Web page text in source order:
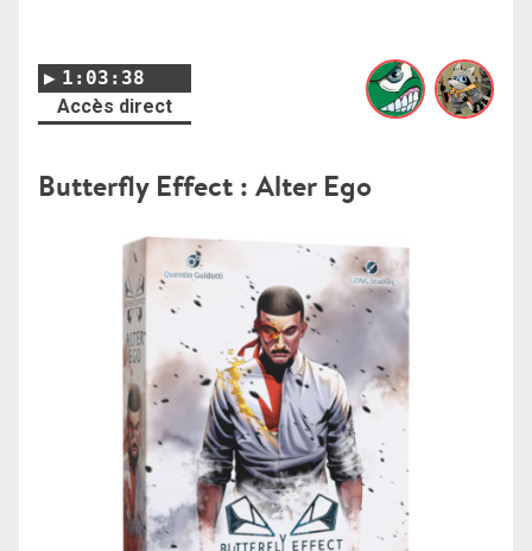
1:03:38
Accès direct
Butterfly Effect : Alter Ego